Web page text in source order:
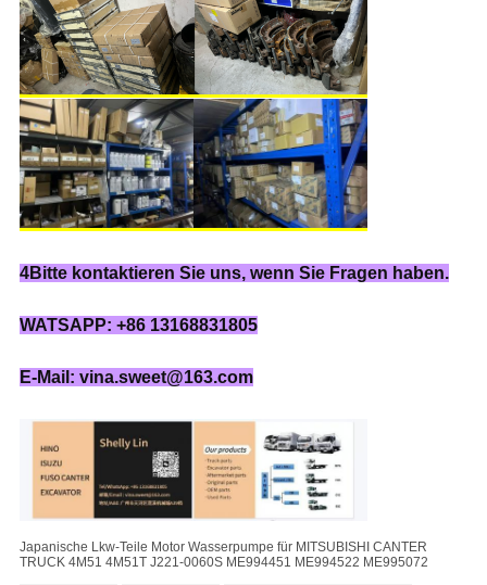
4Bitte kontaktieren Sie uns, wenn Sie Fragen haben.
WATSAPP: +86 13168831805
E-Mail: vina.sweet@163.com
Japanische Lkw-Teile Motor Wasserpumpe für MITSUBISHI CANTER
TRUCK 4M51 4M51T J221-0060S ME994451 ME994522 ME995072